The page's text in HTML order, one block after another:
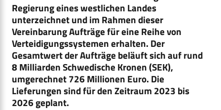
Regierung eines westlichen Landes
unterzeichnet und im Rahmen dieser
Vereinbarung Aufträge für eine Reihe von
Verteidigungssystemen erhalten. Der
Gesamtwert der Aufträge beläuft sich auf rund
8 Milliarden Schwedische Kronen (SEK),
umgerechnet 726 Millionen Euro. Die
Lieferungen sind für den Zeitraum 2023 bis
2026 geplant.